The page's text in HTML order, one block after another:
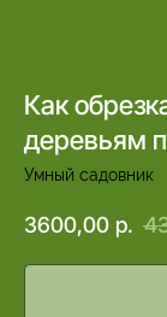
Как
деревьям
Умный садовник
3600,00 р.